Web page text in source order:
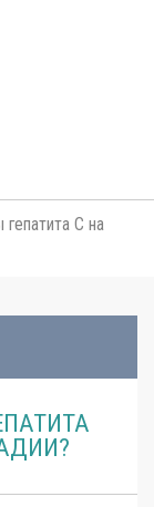
C на